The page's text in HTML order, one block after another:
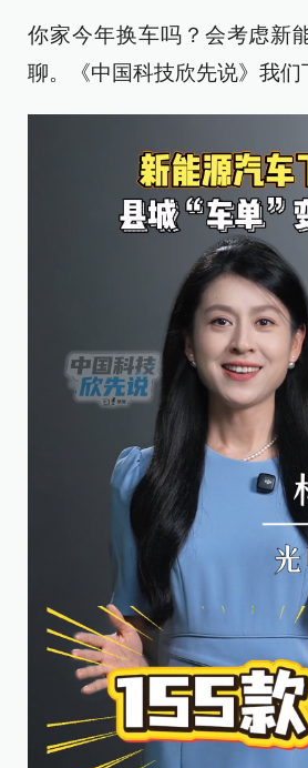
你家今年换车吗？会考虑新
聊。《中国科技欣先说》我们